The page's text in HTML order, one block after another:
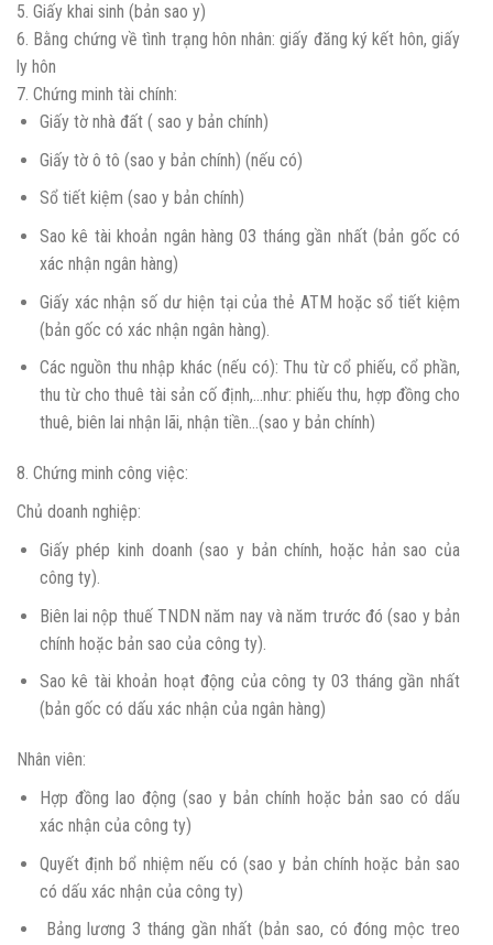
5. Giấy khai sinh (bản sao y)
6. Bằng chứng về tình trạng hôn nhân: giấy đăng ký kết hôn, giấy
ly hôn
7. Chứng minh tài chính:
Giấy tờ nhà đất ( sao y bản chính)
Giấy tờ ô tô (sao y bản chính) (nếu có)
Sổ tiết kiệm (sao y bản chính)
Sao kê tài khoản ngân hàng 03 tháng gần nhất (bản gốc có
xác nhận ngân hàng)
Giấy xác nhận số dư hiện tại của thẻ ATM hoặc sổ tiết kiệm
(bản gốc có xác nhận ngân hàng).
Các nguồn thu nhập khác (nếu có): Thu từ cổ phiếu, cổ phần,
thu từ cho thuê tài sản cố định,…như: phiếu thu, hợp đồng cho
thuê, biên lai nhận lãi, nhận tiền…(sao y bản chính)
8. Chứng minh công việc:
Chủ doanh nghiệp:
Giấy phép kinh doanh (sao y bản chính, hoặc hản sao của
công ty).
Biên lai nộp thuế TNDN năm nay và năm trước đó (sao y bản
chính hoặc bản sao của công ty).
Sao kê tài khoản hoạt động của công ty 03 tháng gần nhất
(bản gốc có dấu xác nhận của ngân hàng)
Nhân viên:
Hợp đồng lao động (sao y bản chính hoặc bản sao có dấu
xác nhận của công ty)
Quyết định bổ nhiệm nếu có (sao y bản chính hoặc bản sao
có dấu xác nhận của công ty)
Bảng lương 3 tháng gần nhất (bản sao, có đóng mộc treo